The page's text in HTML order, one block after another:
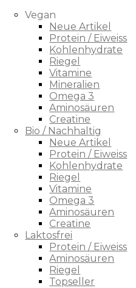
Vegan
Neue Artikel
Protein / Eiweiss
Kohlenhydrate
Riegel
Vitamine
Mineralien
Omega 3
Aminosäuren
Creatine
Bio / Nachhaltig
Neue Artikel
Protein / Eiweiss
Kohlenhydrate
Riegel
Vitamine
Omega 3
Aminosäuren
Creatine
Laktosfrei
Protein / Eiweiss
Aminosäuren
Riegel
Topseller